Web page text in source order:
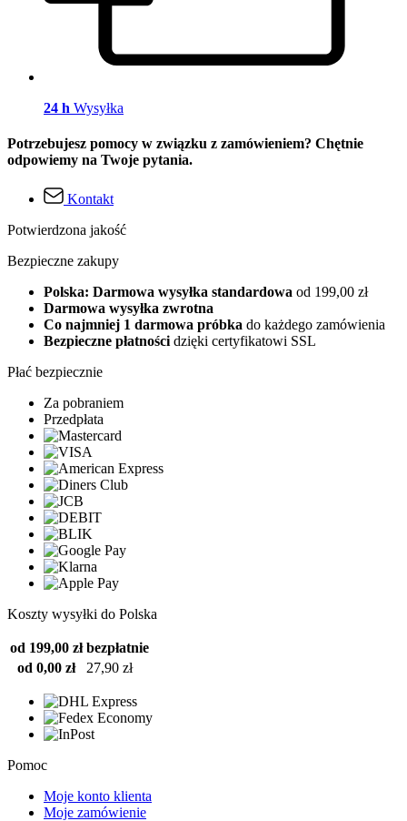
24 h Wysyłka
Potrzebujesz pomocy w związku z zamówieniem? Chętnie
odpowiemy na Twoje pytania.
Kontakt
Potwierdzona jakość
Bezpieczne zakupy
Polska: Darmowa wysyłka standardowa od 199,00 zł
Darmowa wysyłka zwrotna
Co najmniej 1 darmowa próbka do każdego zamówienia
Bezpieczne płatnościdzięki certyfikatowi SSL
Płać bezpiecznie
Za pobraniem
Przedpłata
Koszty wysyłki do Polska
od 199,00 zł bezpłatnie
od 0,00 zł
27,90 zł
Pomoc
Moje konto klienta
Moje zamówienie